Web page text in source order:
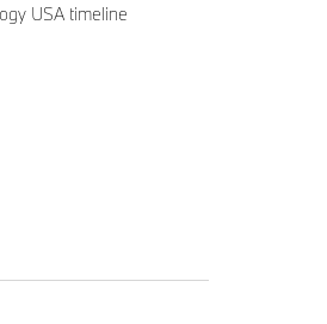
USA timeline